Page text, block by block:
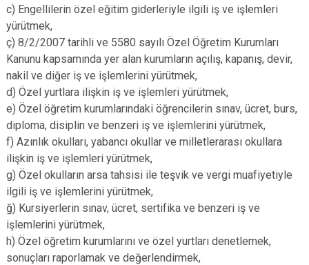
c) Engellilerin özel eğitim giderleriyle ilgili iş ve işlemleri
yürütmek,
ç) 8/2/2007 tarihli ve 5580 sayılı Özel Öğretim Kurumları
Kanunu kapsamında yer alan kurumların açılış, kapanış, devir,
nakil ve diğer iş ve işlemlerini yürütmek,
d) Özel yurtlara ilişkin iş ve işlemleri yürütmek,
e) Özel öğretim kurumlarındaki öğrencilerin sınav, ücret, burs,
diploma, disiplin ve benzeri iş ve işlemlerini yürütmek,
f) Azınlık okulları, yabancı okullar ve milletlerarası okullara
ilişkin iş ve işlemleri yürütmek,
g) Özel okulların arsa tahsisi ile teşvik ve vergi muafiyetiyle
ilgili iş ve işlemlerini yürütmek,
ğ) Kursiyerlerin sınav, ücret, sertifika ve benzeri iş ve
işlemlerini yürütmek,
h) Özel öğretim kurumlarını ve özel yurtları denetlemek,
sonuçları raporlamak ve değerlendirmek,